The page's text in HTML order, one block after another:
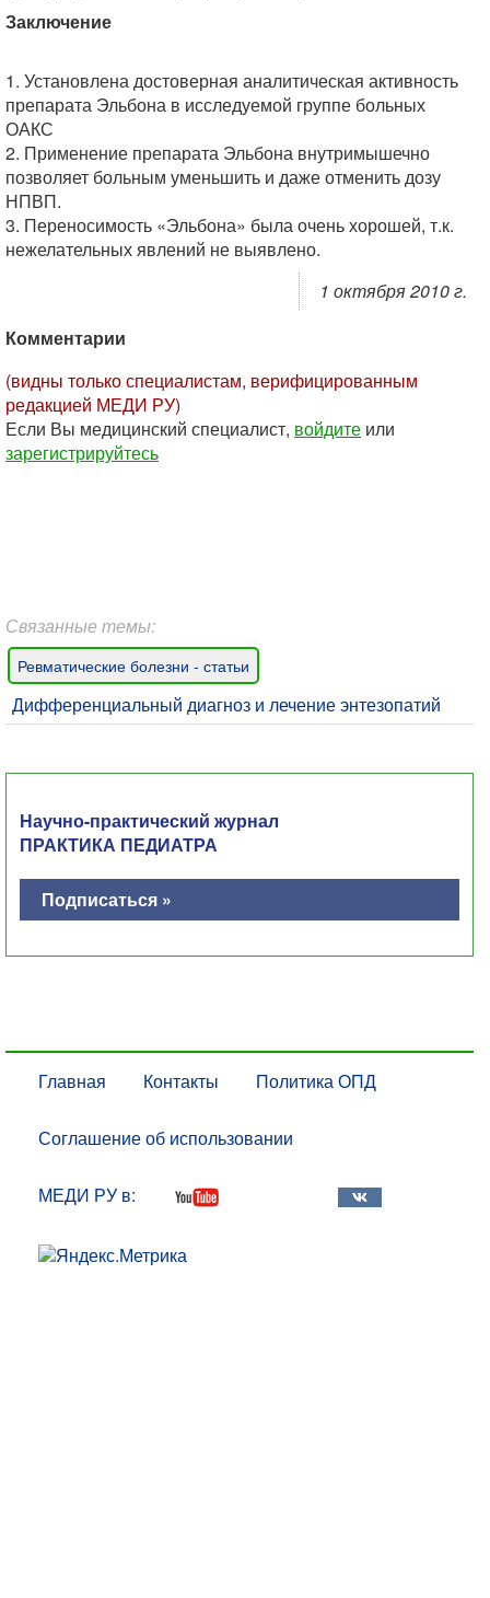
Заключение
1. Установлена достоверная аналитическая активность
препарата Эльбона в исследуемой группе больных
ОАКС
2. Применение препарата Эльбона внутримышечно
позволяет больным уменьшить и даже отменить дозу
НПВП.
3. Переносимость «Эльбона» была очень хорошей, т.к.
нежелательных явлений не выявлено.
1 октября 2010 г.
Комментарии
(видны только специалистам, верифицированным
редакцией МЕДИ РУ)
Если Вы медицинский специалист, войдите или
зарегистрируйтесь
Связанные темы:
Ревматические болезни - статьи
Дифференциальный диагноз и лечение энтезопатий
Научно-практический журнал
ПРАКТИКА ПЕДИАТРА
Подписаться »
Главная Контакты Политика ОПД
Соглашение об использовании
МЕДИ РУ в: